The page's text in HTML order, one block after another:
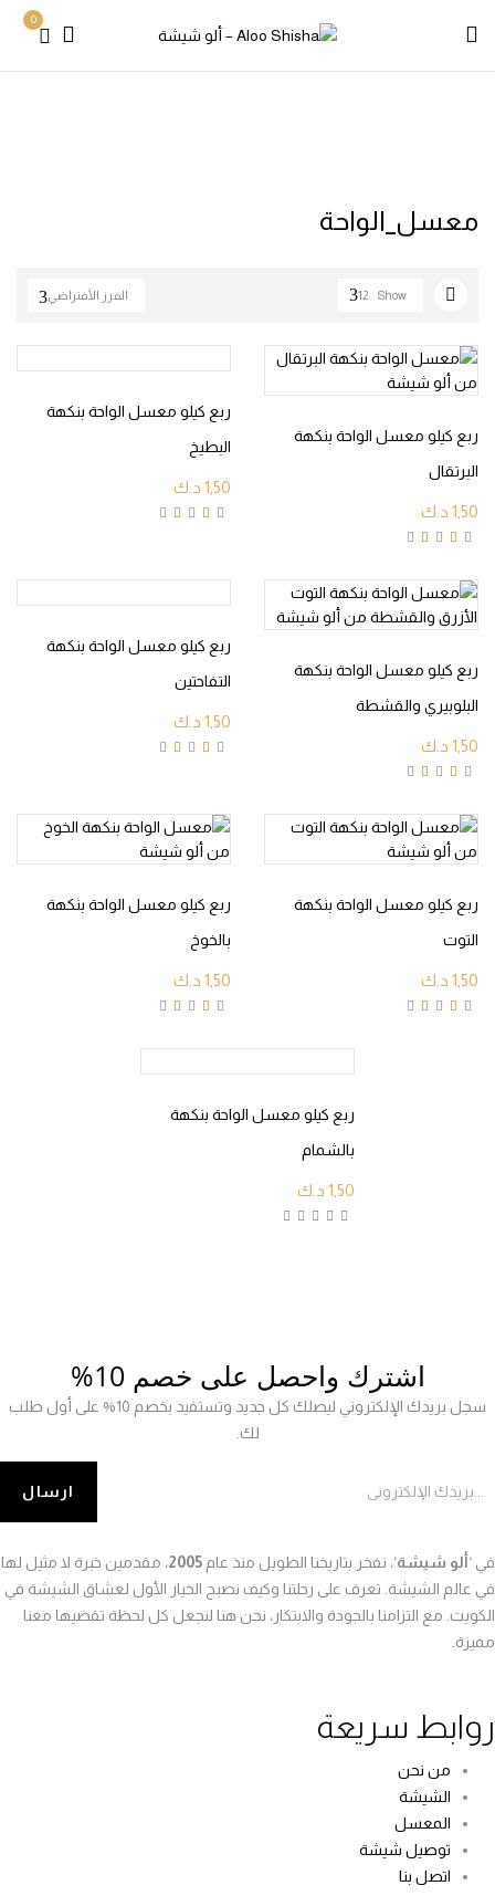
0
معسل_الواحة
الفرز الأفتراضي Show
12
ربع كيلو معسل الواحة بنكهة
البرتقال
1,50 د.ك
ربع كيلو معسل الواحة بنكهة
البطيخ
1,50 د.ك
ربع كيلو معسل الواحة بنكهة
البلوبيري والقشطة
1,50 د.ك
ربع كيلو معسل الواحة بنكهة
التفاحتين
1,50 د.ك
ربع كيلو معسل الواحة بنكهة
التوت
1,50 د.ك
ربع كيلو معسل الواحة بنكهة
بالخوخ
1,50 د.ك
ربع كيلو معسل الواحة بنكهة
بالشمام
1,50 د.ك
اشترك واحصل على خصم 10%
سجل بريدك الإلكتروني ليصلك كل جديد وتستفيد بخصم 10% على أول طلب
لك.
في ‘ألو شيشة‘، نفخر بتاريخنا الطويل منذ عام 2005، مقدمين خبرة لا مثيل لها
في عالم الشيشة. تعرف على رحلتنا وكيف نصبح الخيار الأول لعشاق الشيشة في
الكويت. مع التزامنا بالجودة والابتكار، نحن هنا لنجعل كل لحظة تقضيها معنا
مميزة.
روابط سريعة
من نحن
الشيشة
المعسل
توصيل شيشة
اتصل بنا